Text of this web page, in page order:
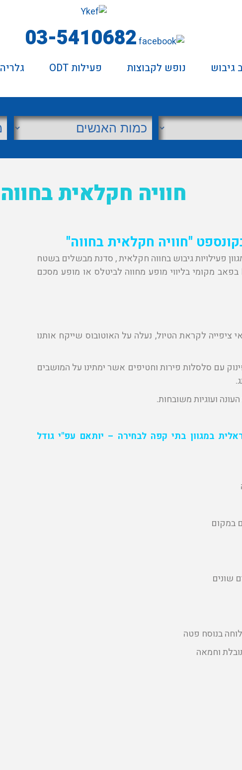
03-5410682
גיבוש נופש לקבוצות פעילות ODT גלריה
חוויה חקלאית בחווה
"חוויה חקלאית בחווה"
פעילויות גיבוש בחווה חקלאית , סדנת מבשלים בשטח
בקונספט קרב סכינים, HAPPY HOUR בפאב מקומי בליווי מופע מחווה לביטלס או מופע מסכם
ציפייה לקראת הטיול, נעלה על האוטובוס שייקח אותנו
עם סלסלות פירות וחטיפים אשר ימתינו על המושבים
ועוגיות משובחות.
במגוון בתי קפה לבחירה – יותאם עפ"י גודל
במקום
שונים
בנוסח פטה
וחמאה